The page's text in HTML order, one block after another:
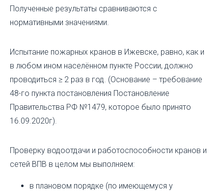
Полученные результаты сравниваются с
нормативными значениями.
Испытание пожарных кранов в Ижевске, равно, как и
в любом ином населённом пункте России, должно
проводиться ≥ 2 раз в год. (Основание – требование
48-го пункта постановления Постановление
Правительства РФ №1479, которое было принято
16.09.2020г).
Проверку водоотдачи и работоспособности кранов и
сетей ВПВ в целом мы выполняем:
в плановом порядке (по имеющемуся у